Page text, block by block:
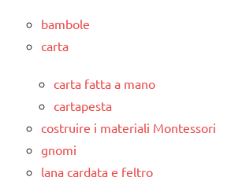
bambole
carta
carta fatta a mano
cartapesta
costruire i materiali Montessori
gnomi
lana cardata e feltro